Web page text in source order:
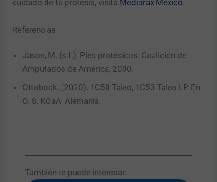
cuidado de tu prótesis, visita Mediprax México.
Referencias
Jason, M. (s.f.). Pies protésicos. Coalición de
Amputados de América, 2000.
Ottobock. (2020). 1C50 Taleo, 1C53 Taleo LP. En
O. S. KGaA. Alemania.
También te puede interesar:​